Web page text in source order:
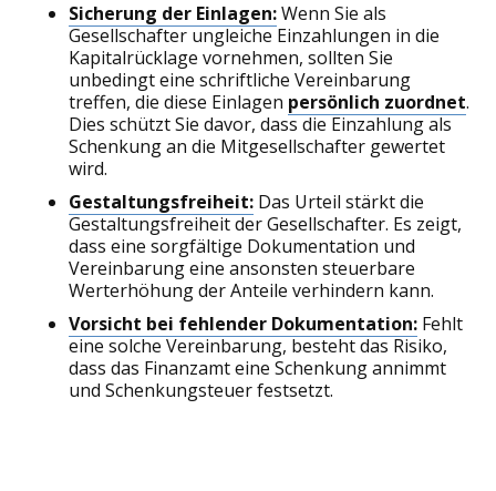
Sicherung der Einlagen:Wenn Sie als
Gesellschafter ungleiche Einzahlungen in die
Kapitalrücklage vornehmen, sollten Sie
unbedingt eine schriftliche Vereinbarung
treffen, die diese Einlagen persönlich zuordnet.
Dies schützt Sie davor, dass die Einzahlung als
Schenkung an die Mitgesellschafter gewertet
wird.
Gestaltungsfreiheit: Das Urteil stärkt die
Gestaltungsfreiheit der Gesellschafter. Es zeigt,
dass eine sorgfältige Dokumentation und
Vereinbarung eine ansonsten steuerbare
Werterhöhung der Anteile verhindern kann.
Vorsicht bei fehlender Dokumentation: Fehlt
eine solche Vereinbarung, besteht das Risiko,
dass das Finanzamt eine Schenkung annimmt
und Schenkungsteuer festsetzt.